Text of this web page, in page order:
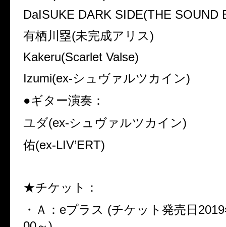
DaISUKE DARK SIDE(THE SOUND
有栖川塁(未完成アリス)
Kakeru(Scarlet Valse)
Izumi(ex-シュヴァルツカイン)
●ギター演奏：
ユダ(ex-シュヴァルツカイン)
佑(ex-LIV’ERT)
★チケット：
・Ａ： eプラス (チケット発売日 2019